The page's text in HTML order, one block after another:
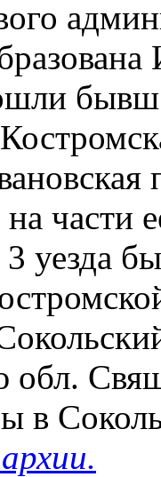
части
уезда
обл.
в